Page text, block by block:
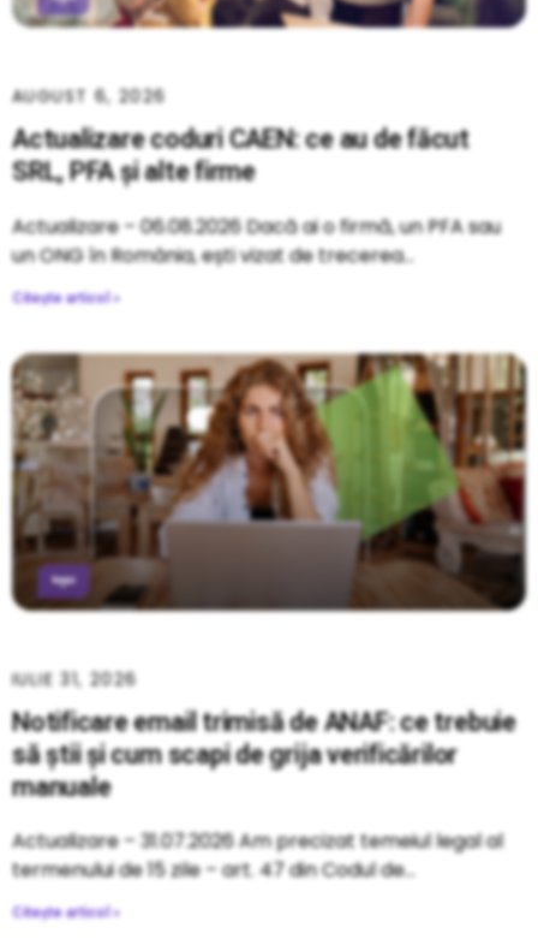
Actualizare coduri CAEN: ce au de făcut
SRL, PFA și alte firme
AUGUST 6, 2026
Actualizare – 06.08.2026 Dacă ai o firmă, un PFA sau
un ONG în România, ești vizat de trecerea
Citește articol »
Notificare email trimisă de ANAF: ce trebuie
să știi și cum scapi de grija verificărilor
manuale
IULIE 31, 2026
Actualizare – 31.07.2026 Am precizat temeiul legal al
termenului de 15 zile – art. 47 din Codul de
Citește articol »